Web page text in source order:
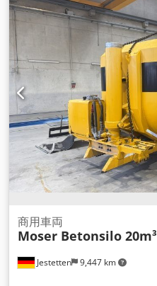
Jestetten 9,447 km
商用車両
Moser Betonsilo 20m³